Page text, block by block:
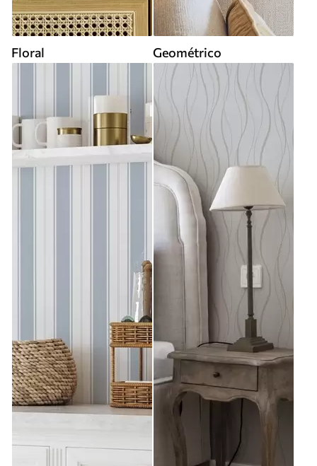
Floral Geométrico